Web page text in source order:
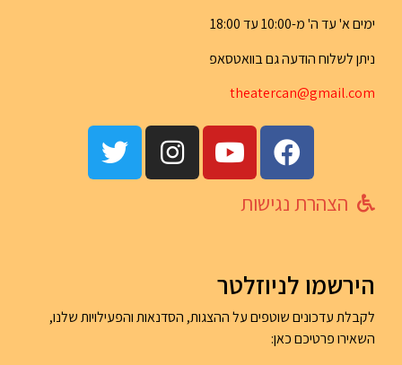
ימים א' עד ה' מ-10:00 עד 18:00
ניתן לשלוח הודעה גם בוואטסאפ
theatercan@gmail.com
הצהרת נגישות
הירשמו לניוזלטר
לקבלת עדכונים שוטפים על ההצגות, הסדנאות והפעילויות שלנו,
השאירו פרטיכם כאן: